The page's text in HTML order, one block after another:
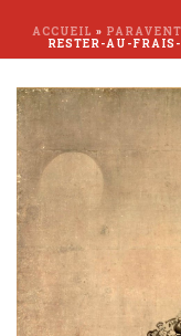
ACCUEIL »
RESTER-AU-